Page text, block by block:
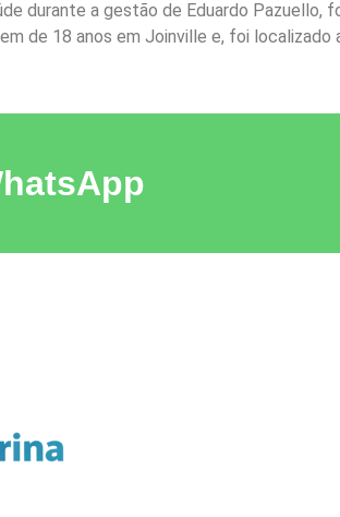
durante a gestão de Eduardo Pazuello,
de 18 anos em Joinville e, foi localizado